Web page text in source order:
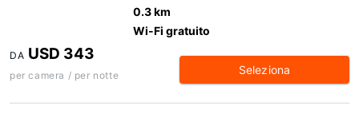
0.3 km
Wi-Fi gratuito
DA USD 343
per camera / per notte Seleziona